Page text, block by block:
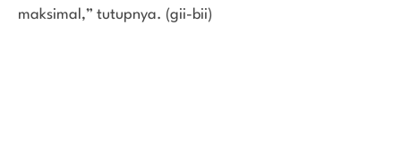
maksimal,” tutupnya. (gii-bii)